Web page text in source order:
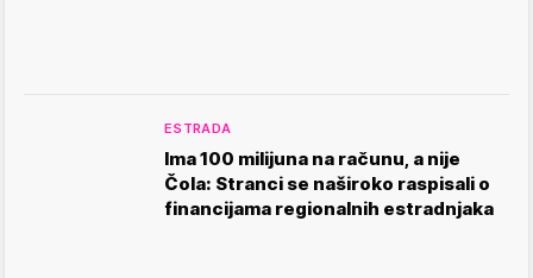
ESTRADA
Ima 100 milijuna na računu, a nije
Čola: Stranci se naširoko raspisali o
financijama regionalnih estradnjaka